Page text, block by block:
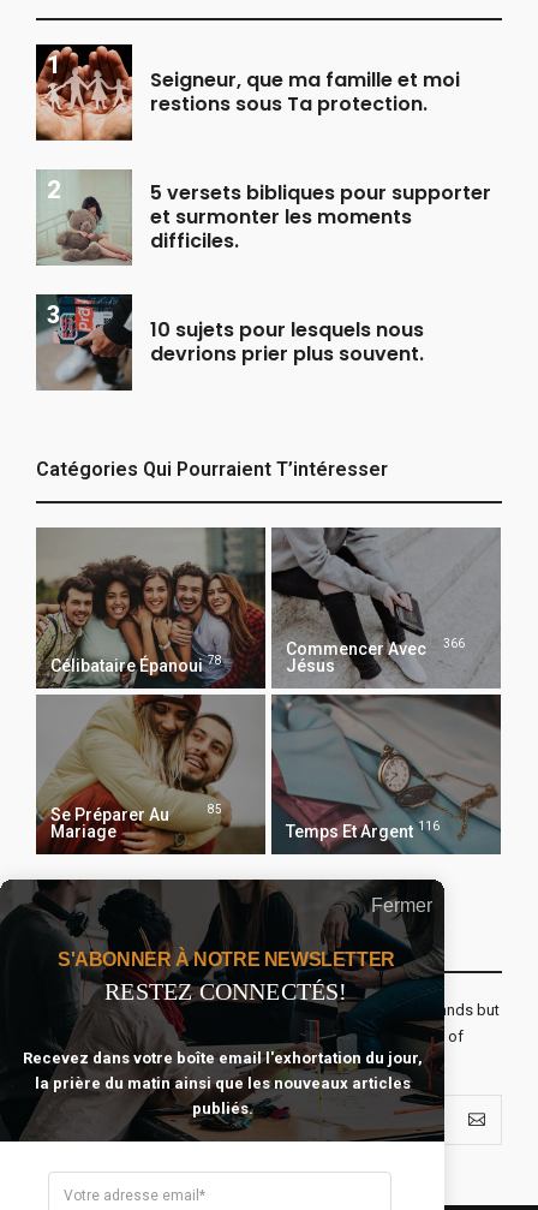
Seigneur, que ma famille et moi
restions sous Ta protection.
5 versets bibliques pour supporter
et surmonter les moments
difficiles.
10 sujets pour lesquels nous
devrions prier plus souvent.
Catégories Qui Pourraient T’intéresser
Célibataire Épanoui 78
Commencer Avec
Jésus
366
Se Préparer Au
Mariage
85
Temps Et Argent 116
Recevoir Notre Newsletter Chaque Matin
The real voyage of discovery consists not in seeking new lands but
seeing with new eyes. All journeys have secret destinations of
which the traveler is unaware.
Fermer
S'ABONNER À NOTRE NEWSLETTER
RESTEZ CONNECTÉS!
Recevez dans votre boîte email l'exhortation du jour,
la prière du matin ainsi que les nouveaux articles
publiés.